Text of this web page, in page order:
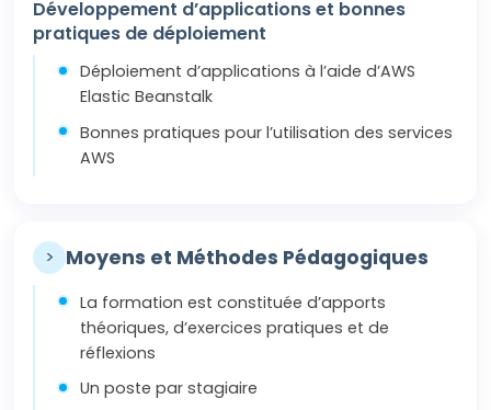
Développement d’applications et bonnes
pratiques de déploiement
Déploiement d’applications à l’aide d’AWS
Elastic Beanstalk
Bonnes pratiques pour l’utilisation des services
AWS
> Moyens et Méthodes Pédagogiques
La formation est constituée d’apports
théoriques, d’exercices pratiques et de
réflexions
Un poste par stagiaire